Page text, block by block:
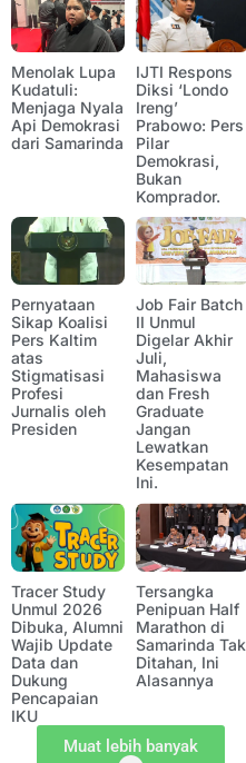
Menolak Lupa
Kudatuli:
Menjaga Nyala
Api Demokrasi
dari Samarinda
IJTI Respons
Diksi ‘Londo
Ireng’
Prabowo: Pers
Pilar
Demokrasi,
Bukan
Komprador.
Pernyataan
Sikap Koalisi
Pers Kaltim
atas
Stigmatisasi
Profesi
Jurnalis oleh
Presiden
Job Fair Batch
II Unmul
Digelar Akhir
Juli,
Mahasiswa
dan Fresh
Graduate
Jangan
Lewatkan
Kesempatan
Ini.
Tracer Study
Unmul 2026
Dibuka, Alumni
Wajib Update
Data dan
Dukung
Pencapaian
IKU
Tersangka
Penipuan Half
Marathon di
Samarinda Tak
Ditahan, Ini
Alasannya
Muat lebih banyak